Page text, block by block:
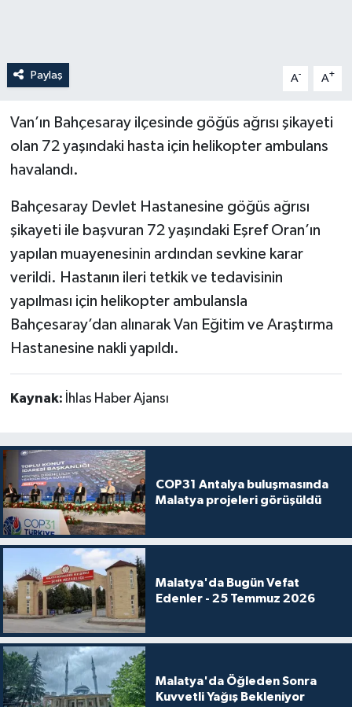
Paylaş A- A+
Van’ın Bahçesaray ilçesinde göğüs ağrısı şikayeti
olan 72 yaşındaki hasta için helikopter ambulans
havalandı.
Bahçesaray Devlet Hastanesine göğüs ağrısı
şikayeti ile başvuran 72 yaşındaki Eşref Oran’ın
yapılan muayenesinin ardından sevkine karar
verildi. Hastanın ileri tetkik ve tedavisinin
yapılması için helikopter ambulansla
Bahçesaray’dan alınarak Van Eğitim ve Araştırma
Hastanesine nakli yapıldı.
Kaynak: İhlas Haber Ajansı
COP31 Antalya buluşmasında
Malatya projeleri görüşüldü
Malatya'da Bugün Vefat
Edenler - 25 Temmuz 2026
Malatya'da Öğleden Sonra
Kuvvetli Yağış Bekleniyor